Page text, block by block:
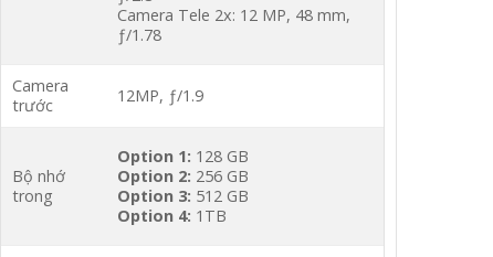
Camera Tele 2x: 12 MP, 48 mm,
ƒ/1.78
Camera
trước
12MP, ƒ/1.9
Bộ nhớ
trong
Option 1: 128 GB
Option 2: 256 GB
Option 3: 512 GB
Option 4: 1TB